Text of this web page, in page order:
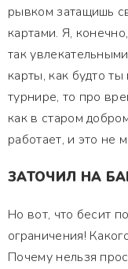
рывком затащишь
картами. Я,
так
карты, как будто
турнире, то про
как в старом
работает, и это не
ЗАТОЧИЛ НА
Но вот, что бесит
ограничения!
Почему нельзя